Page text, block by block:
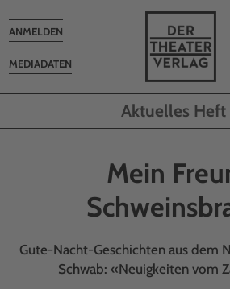
MEDIADATEN
Toggle
navigation
ANMELDEN
Aktuelles Heft
Mein
Gute-Nacht-Geschichten aus dem
Schwab: «Neuigkeiten vom